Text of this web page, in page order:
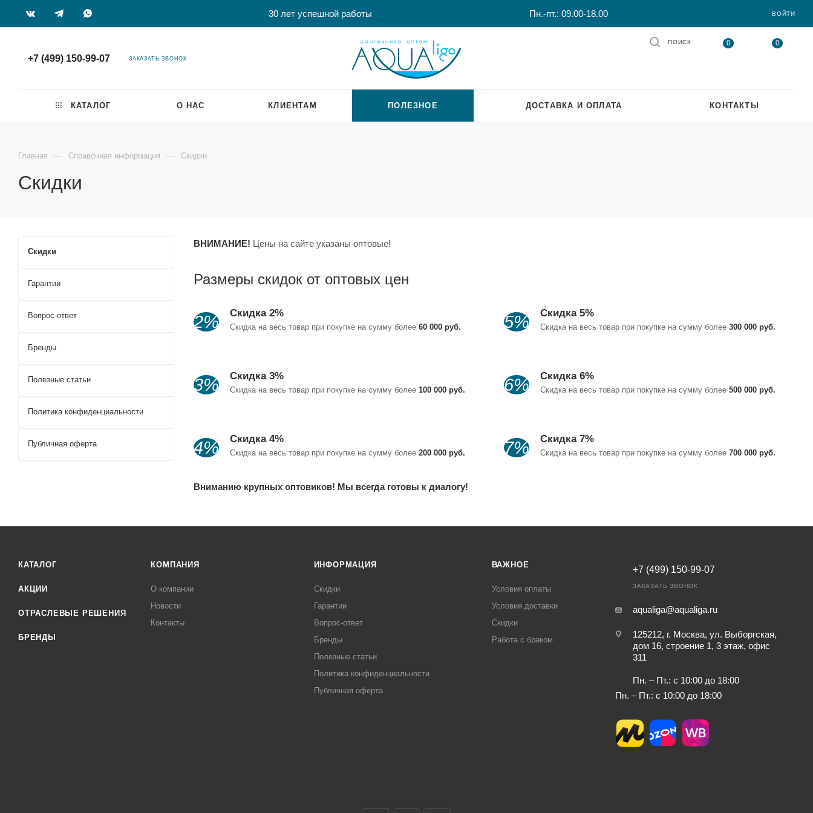
30 лет успешной работы Пн.-пт.: 09.00-18.00 ВОЙТИ
+7 (499) 150-99-07 ЗАКАЗАТЬ ЗВОНОК
0 0
ПОИСК
КАТАЛОГ О НАС КЛИЕНТАМ ПОЛЕЗНОЕ ДОСТАВКА И ОПЛАТА КОНТАКТЫ
Главная — Справочная информация — Скидки
Скидки
ВНИМАНИЕ! Цены на сайте указаны оптовые!
Размеры скидок от оптовых цен
2% Скидка 2%
Скидка на весь товар при покупке на сумму более 60 000 руб. 5% Скидка 5%
Скидка на весь товар при покупке на сумму более 300 000 руб.
3% Скидка 3%
Скидка на весь товар при покупке на сумму более 100 000 руб. 6% Скидка 6%
Скидка на весь товар при покупке на сумму более 500 000 руб.
4% Скидка 4%
Скидка на весь товар при покупке на сумму более 200 000 руб. 7% Скидка 7%
Скидка на весь товар при покупке на сумму более 700 000 руб.
Вниманию крупных оптовиков! Мы всегда готовы к диалогу!
Скидки
Гарантии
Вопрос-ответ
Бренды
Полезные статьи
Политика конфиденциальности
Публичная оферта
КАТАЛОГ
АКЦИИ
ОТРАСЛЕВЫЕ РЕШЕНИЯ
БРЕНДЫ
КОМПАНИЯ
О компании
Новости
Контакты
ИНФОРМАЦИЯ
Скидки
Гарантии
Вопрос-ответ
Бренды
Полезные статьи
Политика конфиденциальности
Публичная оферта
ВАЖНОЕ
Условия оплаты
Условия доставки
Скидки
Работа с браком
+7 (499) 150-99-07
ЗАКАЗАТЬ ЗВОНОК
aqualiga@aqualiga.ru
125212, г. Москва, ул. Выборгская,
дом 16, строение 1, 3 этаж, офис
311
Пн. – Пт.: с 10:00 до 18:00
Пн. – Пт.: с 10:00 до 18:00